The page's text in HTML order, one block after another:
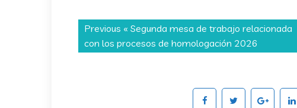
Previous « Segunda mesa de trabajo relacionada
con los procesos de homologación 2026